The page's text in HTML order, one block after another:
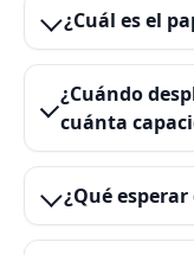
¿Cuál es el
¿Cuándo
cuánta
¿Qué esperar